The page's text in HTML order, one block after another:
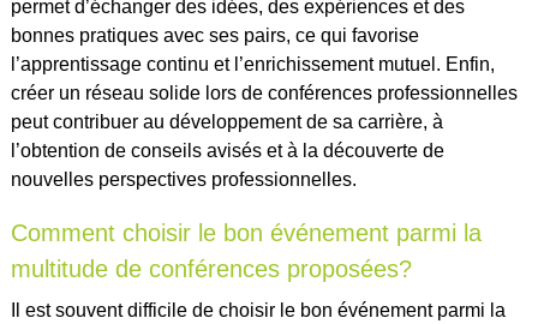
permet d’échanger des idées, des expériences et des
bonnes pratiques avec ses pairs, ce qui favorise
l’apprentissage continu et l’enrichissement mutuel. Enfin,
créer un réseau solide lors de conférences professionnelles
peut contribuer au développement de sa carrière, à
l’obtention de conseils avisés et à la découverte de
nouvelles perspectives professionnelles.
Comment choisir le bon événement parmi la
multitude de conférences proposées?
Il est souvent difficile de choisir le bon événement parmi la